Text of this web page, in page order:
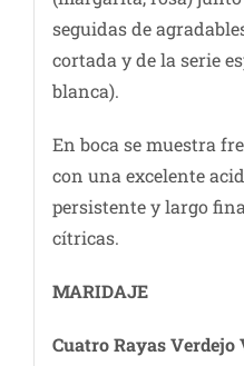
seguidas de
cortada y de la serie
blanca).
En boca se muestra
con una excelente
persistente y largo
cítricas.
MARIDAJE
Cuatro Rayas